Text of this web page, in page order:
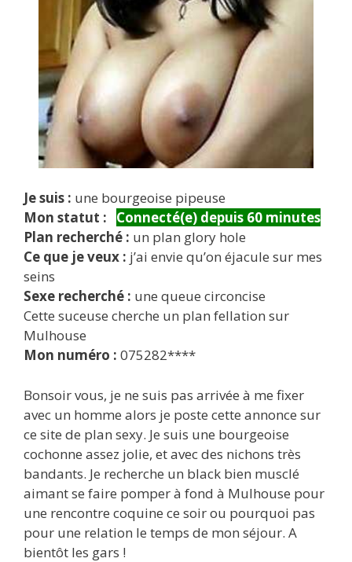
Je suis : une bourgeoise pipeuse
Mon statut :
Connecté(e) depuis 60 minutes
Plan recherché : un plan glory hole
Ce que je veux : j’ai envie qu’on éjacule sur mes
seins
Sexe recherché : une queue circoncise
Cette suceuse cherche un plan fellation sur
Mulhouse
Mon numéro : 075282****
Bonsoir vous, je ne suis pas arrivée à me fixer
avec un homme alors je poste cette annonce sur
ce site de plan sexy. Je suis une bourgeoise
cochonne assez jolie, et avec des nichons très
bandants. Je recherche un black bien musclé
aimant se faire pomper à fond à Mulhouse pour
une rencontre coquine ce soir ou pourquoi pas
pour une relation le temps de mon séjour. A
bientôt les gars !